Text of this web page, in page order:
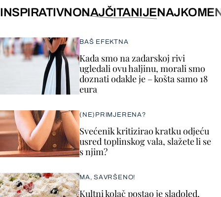
INSPIRATIVNONAJČITANIJE
BAŠ EFEKTNA
Kada smo na zadarskoj rivi
ugledali ovu haljinu, morali smo
doznati odakle je – košta samo 18
eura
(NE)PRIMJERENA?
Svećenik kritizirao kratku odjeću
usred toplinskog vala, slažete li se
s njim?
MA, SAVRŠENO!
Kultni kolač postao je sladoled,